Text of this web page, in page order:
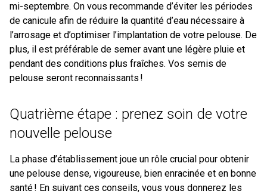
mi-septembre. On vous recommande d’éviter les périodes
de canicule afin de réduire la quantité d’eau nécessaire à
l’arrosage et d’optimiser l’implantation de votre pelouse. De
plus, il est préférable de semer avant une légère pluie et
pendant des conditions plus fraîches. Vos semis de
pelouse seront reconnaissants !
Quatrième étape : prenez soin de votre
nouvelle pelouse
La phase d’établissement joue un rôle crucial pour obtenir
une pelouse dense, vigoureuse, bien enracinée et en bonne
santé ! En suivant ces conseils, vous vous donnerez les